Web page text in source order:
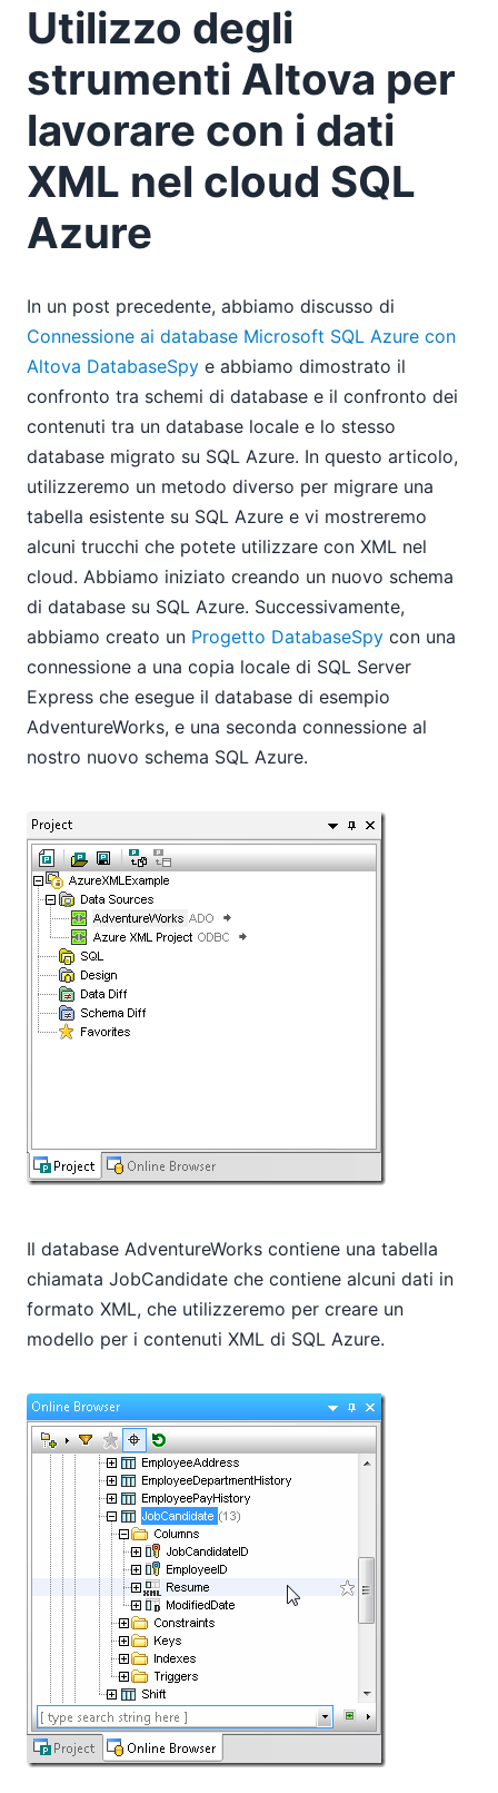
Utilizzo degli
strumenti Altova per
lavorare con i dati
XML nel cloud SQL
Azure
In un post precedente, abbiamo discusso di
Connessione ai database Microsoft SQL Azure con
Altova DatabaseSpy e abbiamo dimostrato il
confronto tra schemi di database e il confronto dei
contenuti tra un database locale e lo stesso
database migrato su SQL Azure. In questo articolo,
utilizzeremo un metodo diverso per migrare una
tabella esistente su SQL Azure e vi mostreremo
alcuni trucchi che potete utilizzare con XML nel
cloud. Abbiamo iniziato creando un nuovo schema
di database su SQL Azure. Successivamente,
abbiamo creato un Progetto DatabaseSpy con una
connessione a una copia locale di SQL Server
Express che esegue il database di esempio
AdventureWorks, e una seconda connessione al
nostro nuovo schema SQL Azure.
Il database AdventureWorks contiene una tabella
chiamata JobCandidate che contiene alcuni dati in
formato XML, che utilizzeremo per creare un
modello per i contenuti XML di SQL Azure.